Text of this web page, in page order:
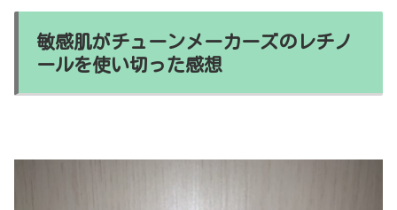
敏感肌がチューンメーカーズのレチノ
ールを使い切った感想